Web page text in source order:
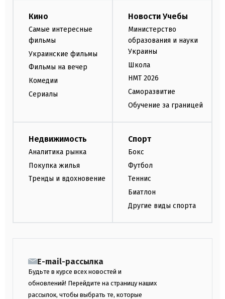
Кино
Самые интересные
фильмы
Украинские фильмы
Фильмы на вечер
Комедии
Сериалы
Новости Учебы
Министерство
образования и науки
Украины
Школа
НМТ 2026
Саморазвитие
Обучение за границей
Недвижимость
Аналитика рынка
Покупка жилья
Тренды и вдохновение
Спорт
Бокс
Футбол
Теннис
Биатлон
Другие виды спорта
E-mail-рассылка
Будьте в курсе всех новостей и
обновлений! Перейдите на страницу наших
рассылок, чтобы выбрать те, которые